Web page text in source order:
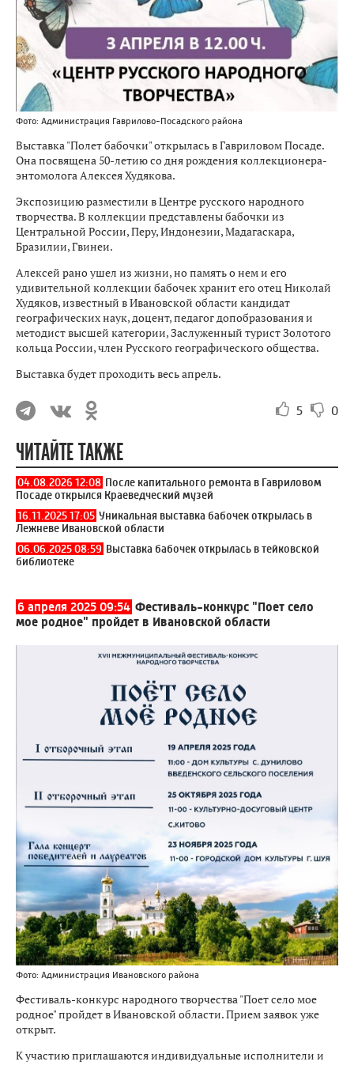
Фото: Администрация Гаврилово-Посадского района
Выставка "Полет бабочки" открылась в Гавриловом Посаде.
Она посвящена 50-летию со дня рождения коллекционера-
энтомолога Алексея Худякова.
Экспозицию разместили в Центре русского народного
творчества. В коллекции представлены бабочки из
Центральной России, Перу, Индонезии, Мадагаскара,
Бразилии, Гвинеи.
Алексей рано ушел из жизни, но память о нем и его
удивительной коллекции бабочек хранит его отец Николай
Худяков, известный в Ивановской области кандидат
географических наук, доцент, педагог допобразования и
методист высшей категории, Заслуженный турист Золотого
кольца России, член Русского географического общества.
Выставка будет проходить весь апрель.
5 0
ЧИТАЙТЕ ТАКЖЕ
04.08.2026 12:08 После капитального ремонта в Гавриловом
Посаде открылся Краеведческий музей
16.11.2025 17:05 Уникальная выставка бабочек открылась в
Лежневе Ивановской области
06.06.2025 08:59 Выставка бабочек открылась в тейковской
библиотеке
6 апреля 2025 09:54 Фестиваль-конкурс "Поет село
мое родное" пройдет в Ивановской области
Фото: Администрация Ивановского района
Фестиваль-конкурс народного творчества "Поет село мое
родное" пройдет в Ивановской области. Прием заявок уже
открыт.
К участию приглашаются индивидуальные исполнители и